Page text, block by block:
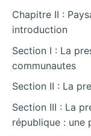
Chapitre II :
introduction
Section I : La
communautes
Section II : La
Section III : La
république : une